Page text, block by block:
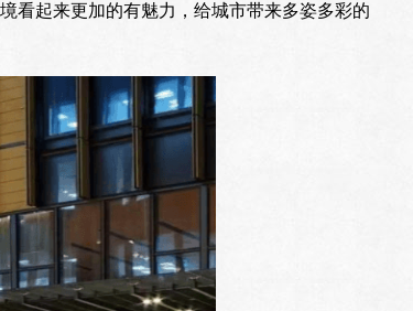
看起来更加的有魅力，给城市带来多姿多彩的